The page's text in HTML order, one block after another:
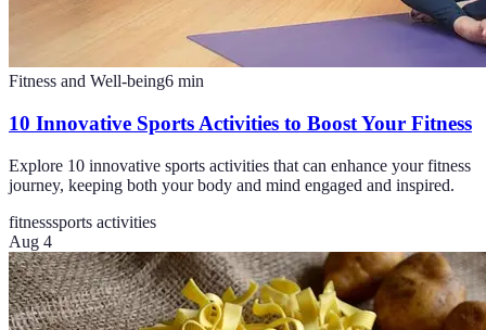
Fitness and Well-being6 min
10 Innovative Sports Activities to Boost Your Fitness
Explore 10 innovative sports activities that can enhance your fitness
journey, keeping both your body and mind engaged and inspired.
fitnesssports activities
Aug 4